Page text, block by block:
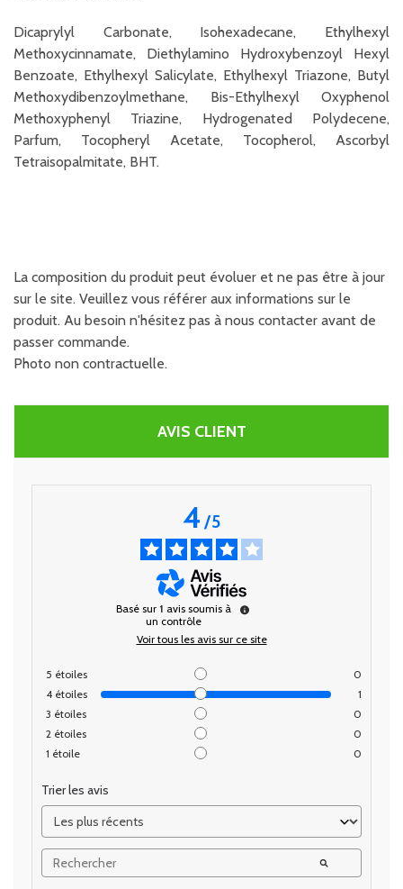
Dicaprylyl Carbonate, Isohexadecane, Ethylhexyl
Methoxycinnamate, Diethylamino Hydroxybenzoyl Hexyl
Benzoate, Ethylhexyl Salicylate, Ethylhexyl Triazone, Butyl
Methoxydibenzoylmethane, Bis-Ethylhexyl Oxyphenol
Methoxyphenyl Triazine, Hydrogenated Polydecene,
Parfum, Tocopheryl Acetate, Tocopherol, Ascorbyl
Tetraisopalmitate, BHT.
La composition du produit peut évoluer et ne pas être à jour
sur le site. Veuillez vous référer aux informations sur le
produit. Au besoin n'hésitez pas à nous contacter avant de
passer commande.
Photo non contractuelle.
AVIS CLIENT
4/5
Basé sur 1 avis soumis à
un contrôle
Voir tous les avis sur ce site
5 étoiles
0
4 étoiles
1
3 étoiles
0
2 étoiles
0
1 étoile 0
Trier les avis